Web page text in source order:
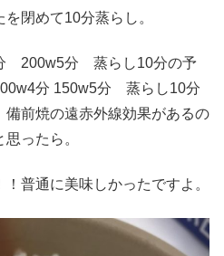
閉めて10分蒸らし。
200w5分 蒸らし10分の予
分 150w5分 蒸らし10分
備前焼の遠赤外線効果があるの
ったら。
普通に美味しかったですよ。